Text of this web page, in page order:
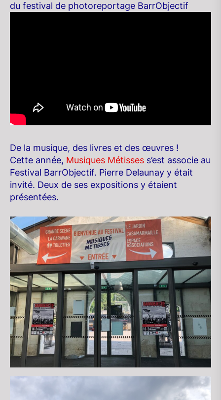
du festival de photoreportage BarrObjectif
De la musique, des livres et des œuvres !
Cette année, Musiques Métisses s’est associe au
Festival BarrObjectif. Pierre Delaunay y était
invité. Deux de ses expositions y étaient
présentées.